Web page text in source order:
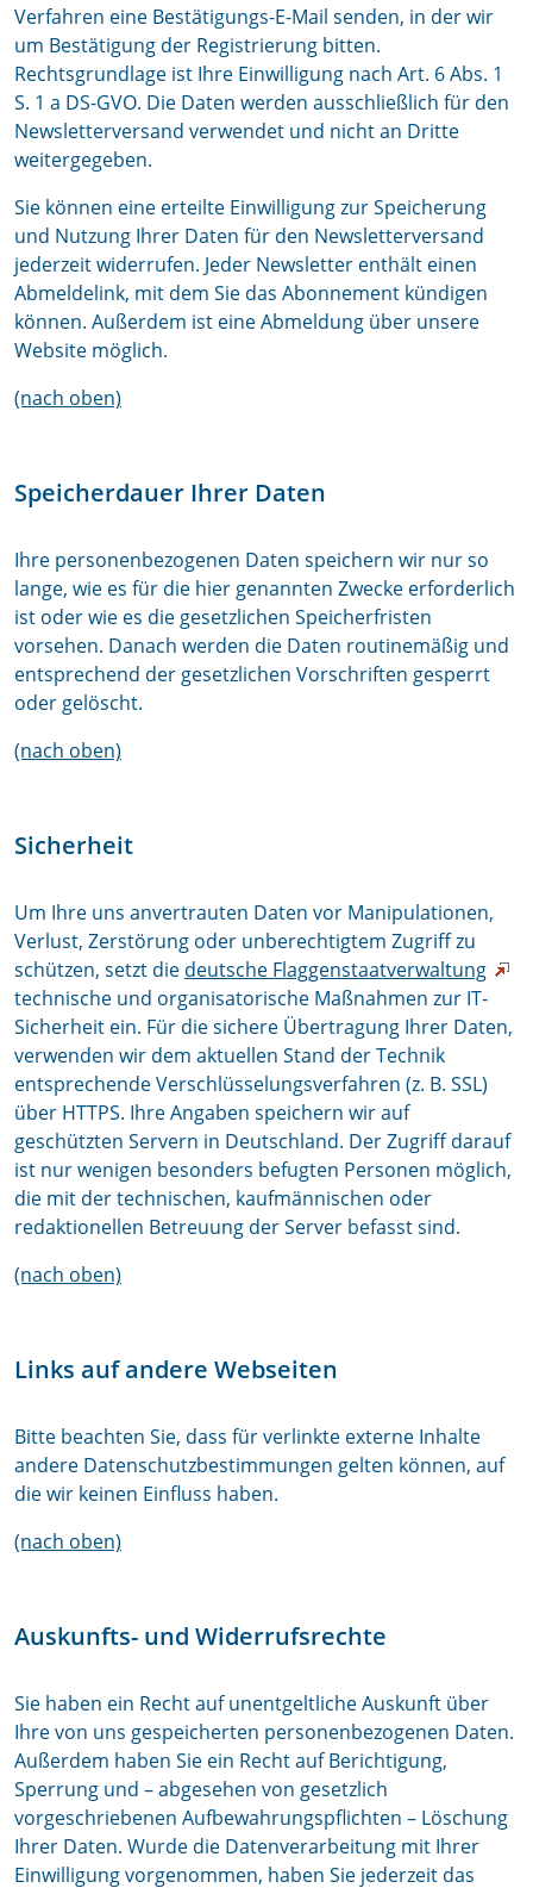
Verfahren eine Bestätigungs-E-Mail senden, in der wir
um Bestätigung der Registrierung bitten.
Rechtsgrundlage ist Ihre Einwilligung nach Art. 6 Abs. 1
S. 1 a DS-GVO. Die Daten werden ausschließlich für den
Newsletterversand verwendet und nicht an Dritte
weitergegeben.
Sie können eine erteilte Einwilligung zur Speicherung
und Nutzung Ihrer Daten für den Newsletterversand
jederzeit widerrufen. Jeder Newsletter enthält einen
Abmeldelink, mit dem Sie das Abonnement kündigen
können. Außerdem ist eine Abmeldung über unsere
Website möglich.
(nach oben)
Speicherdauer Ihrer Daten
Ihre personenbezogenen Daten speichern wir nur so
lange, wie es für die hier genannten Zwecke erforderlich
ist oder wie es die gesetzlichen Speicherfristen
vorsehen. Danach werden die Daten routinemäßig und
entsprechend der gesetzlichen Vorschriften gesperrt
oder gelöscht.
(nach oben)
Sicherheit
Um Ihre uns anvertrauten Daten vor Manipulationen,
Verlust, Zerstörung oder unberechtigtem Zugriff zu
schützen, setzt die deutsche Flaggenstaatverwaltung
technische und organisatorische Maßnahmen zur IT-
Sicherheit ein. Für die sichere Übertragung Ihrer Daten,
verwenden wir dem aktuellen Stand der Technik
entsprechende Verschlüsselungsverfahren (z. B. SSL)
über HTTPS. Ihre Angaben speichern wir auf
geschützten Servern in Deutschland. Der Zugriff darauf
ist nur wenigen besonders befugten Personen möglich,
die mit der technischen, kaufmännischen oder
redaktionellen Betreuung der Server befasst sind.
(nach oben)
Links auf andere Webseiten
Bitte beachten Sie, dass für verlinkte externe Inhalte
andere Datenschutzbestimmungen gelten können, auf
die wir keinen Einfluss haben.
(nach oben)
Auskunfts- und Widerrufsrechte
Sie haben ein Recht auf unentgeltliche Auskunft über
Ihre von uns gespeicherten personenbezogenen Daten.
Außerdem haben Sie ein Recht auf Berichtigung,
Sperrung und – abgesehen von gesetzlich
vorgeschriebenen Aufbewahrungspflichten – Löschung
Ihrer Daten. Wurde die Datenverarbeitung mit Ihrer
Einwilligung vorgenommen, haben Sie jederzeit das